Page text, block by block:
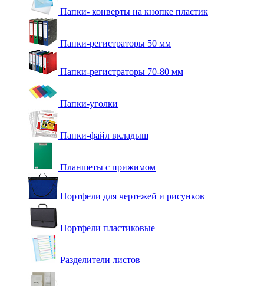
Папки- конверты на кнопке пластик
Папки-регистраторы 50 мм
Папки-регистраторы 70-80 мм
Папки-уголки
Папки-файл вкладыш
Планшеты с прижимом
Портфели для чертежей и рисунков
Портфели пластиковые
Разделители листов